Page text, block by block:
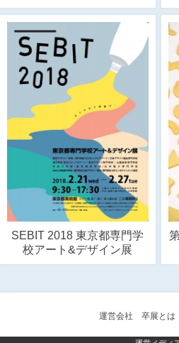
SEBIT 2018 東京都専門学
校アート&デザイン展
運営会社 卒展とは